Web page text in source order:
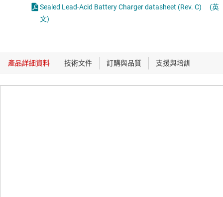
Sealed Lead-Acid Battery Charger datasheet (Rev. C)
(英
文)